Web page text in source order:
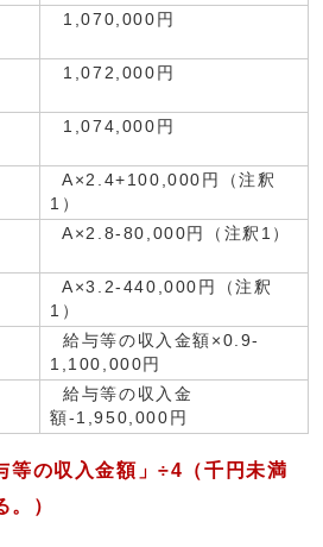
1,070,000円
1,072,000円
1,074,000円
A×2.4+100,000円（注釈
1）
A×2.8-80,000円（注釈1）
A×3.2-440,000円（注釈
1）
給与等の収入金額×0.9-
1,100,000円
給与等の収入金
額-1,950,000円
等の収入金額」÷4 （千円未満
。）